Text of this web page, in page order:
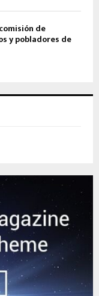
de
y pobladores de